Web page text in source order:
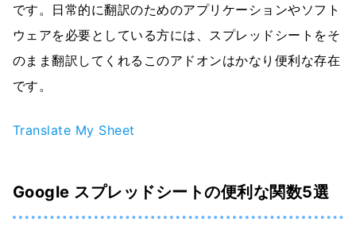
です。日常的に翻訳のためのアプリケーションやソフト
ウェアを必要としている方には、スプレッドシートをそ
のまま翻訳してくれるこのアドオンはかなり便利な存在
です。
Translate My Sheet
Google スプレッドシートの便利な関数5選